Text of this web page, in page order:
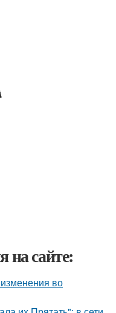
на сайте:
во